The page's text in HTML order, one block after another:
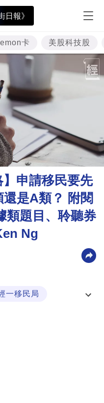
日報》
卡 美股科技股
】申請移民要先
是A類？ 附閱
類題目、聆聽券
Ng
一移民局